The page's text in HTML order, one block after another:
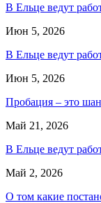
В Ельце ведут
Июн 5, 2026
В Ельце ведут
Июн 5, 2026
Пробация – это
Май 21, 2026
В Ельце ведут
Май 2, 2026
О том какие